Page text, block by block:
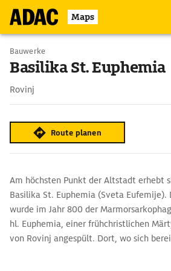
Maps
Bauwerke
Basilika St. Euphemia
Rovinj
Route planen
Am höchsten Punkt der Altstadt erhebt
Basilika St. Euphemia (Sveta Eufemije).
wurde im Jahr 800 der
hl. Euphemia, einer frühchristlichen
von Rovinj angespült. Dort, wo sich